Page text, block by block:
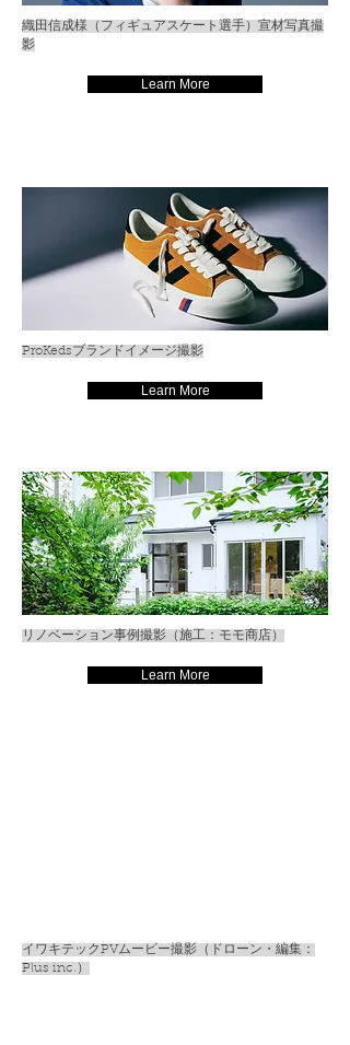
織田信成様（フィギュアスケート選手）宣材写真撮
影
Learn More
ProKedsブランドイメージ撮影
Learn More
リノベーション事例撮影（施工：モモ商店）
Learn More
イワキテックPVムービー撮影（ドローン・編集：
Plus inc.）